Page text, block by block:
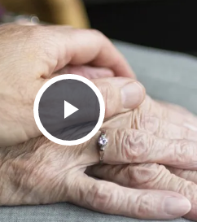
Play Video